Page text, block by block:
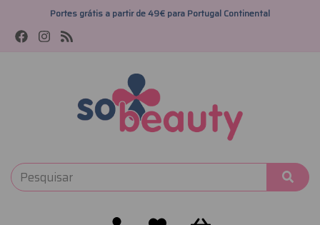
Portes grátis a partir de 49€ para Portugal Continental